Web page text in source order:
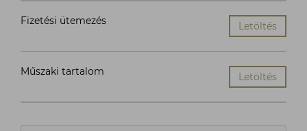
Fizetési ütemezés Letöltés
Műszaki tartalom Letöltés